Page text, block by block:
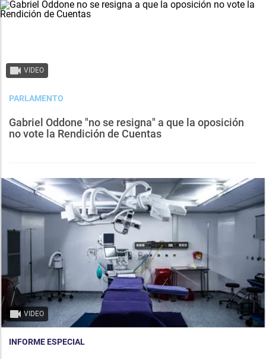
VIDEO
PARLAMENTO
Gabriel Oddone "no se resigna" a que la oposición
no vote la Rendición de Cuentas
VIDEO
INFORME ESPECIAL